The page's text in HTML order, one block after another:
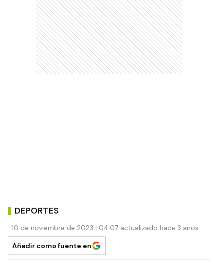
DEPORTES
10 de noviembre de 2023 | 04:07 actualizado hace 3 años
Añadir como fuente en